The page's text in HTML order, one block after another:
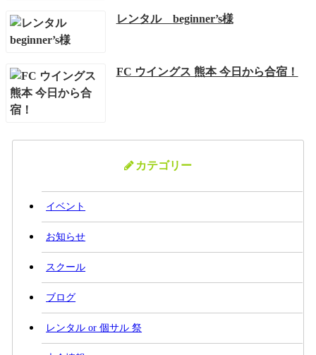
レンタル beginner’s様
FC ウイングス 熊本 今日から合宿！
カテゴリー
イベント
お知らせ
スクール
ブログ
レンタル or 個サル 祭